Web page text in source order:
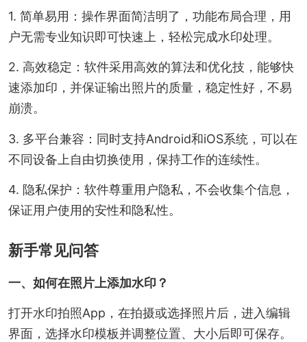
1. 简单易用：操作界面简洁明了，功能布局合理，用
户无需专业知识即可快速上，轻松完成水印处理。
2. 高效稳定：软件采用高效的算法和优化技，能够快
速添加印，并保证输出照片的质量，稳定性好，不易
崩溃。
3. 多平台兼容：同时支持Android和iOS系统，可以在
不同设备上自由切换使用，保持工作的连续性。
4. 隐私保护：软件尊重用户隐私，不会收集个信息，
保证用户使用的安性和隐私性。
新手常见问答
一、如何在照片上添加水印？
打开水印拍照App，在拍摄或选择照片后，进入编辑
界面，选择水印模板并调整位置、大小后即可保存。